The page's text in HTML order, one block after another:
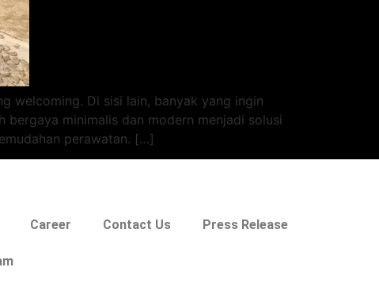
welcoming. Di sisi lain, banyak yang ingin
bergaya minimalis dan modern menjadi solusi
perawatan. […]
Career Contact Us Press Release